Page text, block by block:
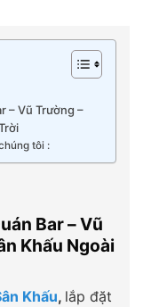
– Vũ Trường –
tôi :
Bar – Vũ
Khấu Ngoài
Khấu, lắp đặt